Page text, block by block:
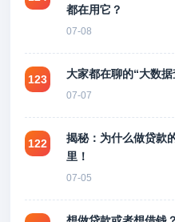
都在用它？
07-08
123 大家都在聊的“大数
07-07
122
揭秘：为什么做贷款
里！
07-05